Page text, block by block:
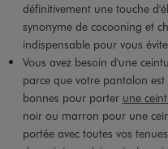
définitivement une touche
synonyme de cocooning et
indispensable pour vous
Vous avez besoin d'une
parce que votre pantalon
bonnes pour porter une
noir ou marron pour une
portée avec toutes vos